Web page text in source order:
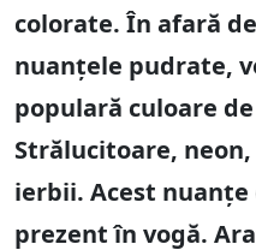
colorate. În afară
nuanțele pudrate,
populară culoare
Strălucitoare,
ierbii. Acest
prezent în vogă.